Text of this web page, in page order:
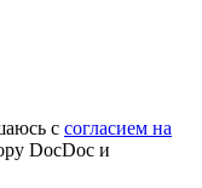
с согласием на
DocDoc и